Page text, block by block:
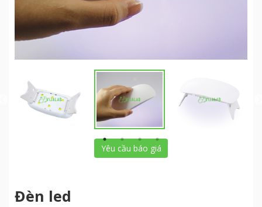
Yêu cầu báo giá
Đèn led